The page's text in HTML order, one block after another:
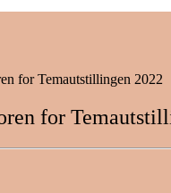
for Temautstillingen 2022
for